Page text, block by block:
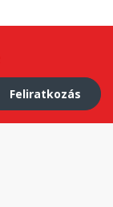
Feliratkozás